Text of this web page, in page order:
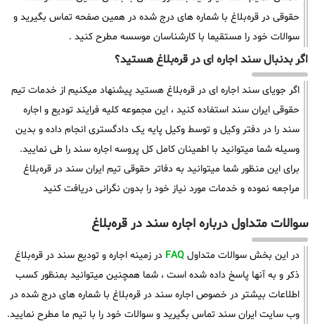
حقوقی در قره‌بلاغ با شماره های درج شده در همین صفحه تماس بگیرید و
سوالات خود را مستقیما با کارشناسان موسسه مطرح کنید .
اگر بدنبال سند اجاره ای در قره‌بلاغ هستید؟
اگر جویای سند اجاره ای در قره‌بلاغ هستید پیشنهاد میکنیم از خدمات تیم
حقوقی ایران سند استفاده کنید ، این مجموعه کلیه فرایند تودیع و اجاره
سند را در دفتر وکیل و توسط وکیل پایه یک دادگستری انجام داده و بدین
وسیله شما میتوانید با اطمینان کامل کل پروسه اجاره سند را طی نمایید.
برای این منظور شما میتوانید به دفاتر حقوقی تیم ایران سند در قره‌بلاغ
مراجعه نموده و خدمات مورد نیاز خود را بدون نگرانی دریافت کنید
سوالات متداول درباره اجاره سند در قره‌بلاغ
در این بخش سوالات متداول FAQ در زمینه اجاره و تودیع سند در قره‌بلاغ
ذکر و به آنها پاسخ داده شده است ، شما همچنین میتوانید بمنظور کسب
اطلاعات بیشتر در خصوص اجاره سند در قره‌بلاغ با شماره های درج شده در
وب سایت ایران سند تماس بگیرید و سوالات خود را با تیم ما مطرح نمایید.